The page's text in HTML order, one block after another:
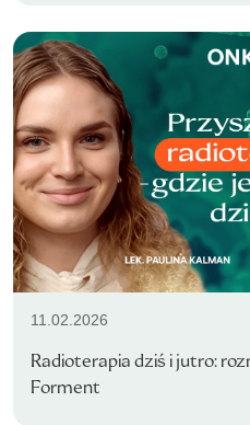
11.02.2026
Radioterapia dziś i jutro:
Forment